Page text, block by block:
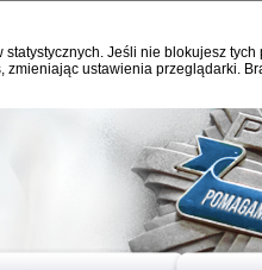
Jeśli nie blokujesz
ustawienia przeglądarki.